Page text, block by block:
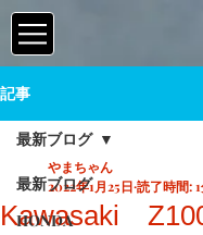
記事
最新ブログ
HONDA
最新ブログ
Kawasaki
やまちゃん
2022年1月25日 読了時間: